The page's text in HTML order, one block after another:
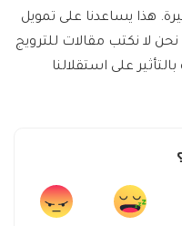
هذا يساعدنا على تمويل
لا نكتب مقالات للترويج
على استقلالنا